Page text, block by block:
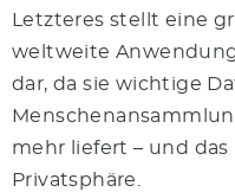
Letzteres stellt eine
weltweite
dar, da sie wichtige
mehr liefert – und
Privatsphäre.